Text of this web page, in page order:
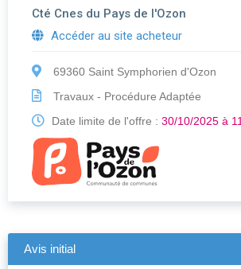
Cté Cnes du Pays de l'Ozon
Accéder au site acheteur
69360 Saint Symphorien d'Ozon
Travaux - Procédure Adaptée
Date limite de l'offre : 30/10/2025 à
Avis initial